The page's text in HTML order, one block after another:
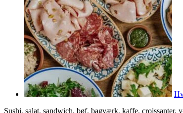
Sushi, salat, sandwich, bøf, bagværk, kaffe, croissanter,